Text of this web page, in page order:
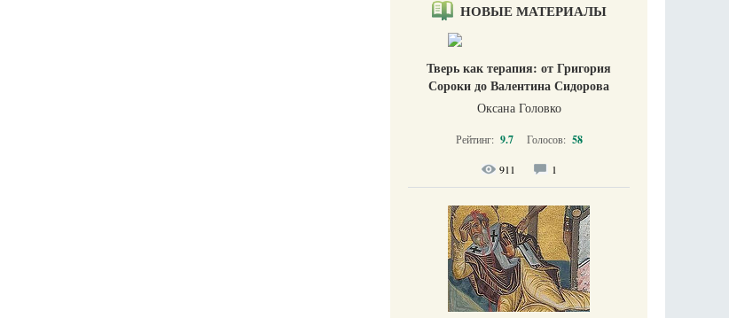
НОВЫЕ МАТЕРИАЛЫ
Тверь как терапия: от Григория
Сороки до Валентина Сидорова
Оксана Головко
Рейтинг: 9.7 Голосов: 58
911 1